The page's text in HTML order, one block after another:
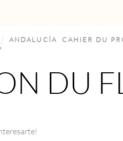
DU
ANDALUCÍA CAHIER DU